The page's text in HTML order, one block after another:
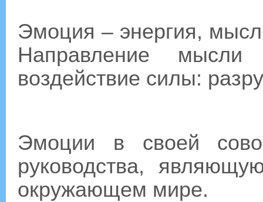
Эмоция – энергия,
Направление мысли
воздействие силы:
Эмоции в своей
руководства,
окружающем мире.